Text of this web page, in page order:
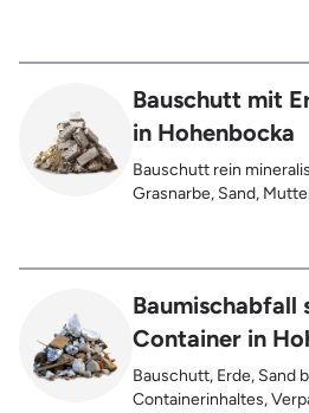
Pflastersteine,
Putzreste
Bauschutt mit
in Hohenbocka
Bauschutt rein
Grasnarbe, Sand,
Baumischabfall
Container in
Bauschutt, Erde, Sand
Containerinhaltes,